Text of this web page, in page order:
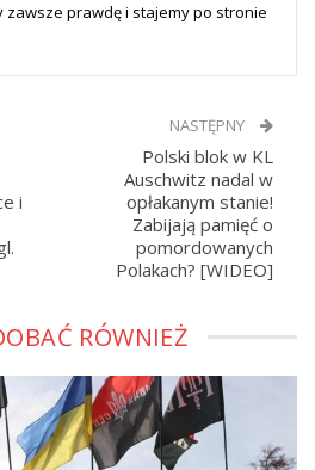
zawsze prawdę i stajemy po stronie
i
NASTĘPNY
Polski blok w KL
Auschwitz nadal w
opłakanym stanie!
Zabijają pamięć o
pomordowanych
Polakach? [WIDEO]
RÓWNIEŻ